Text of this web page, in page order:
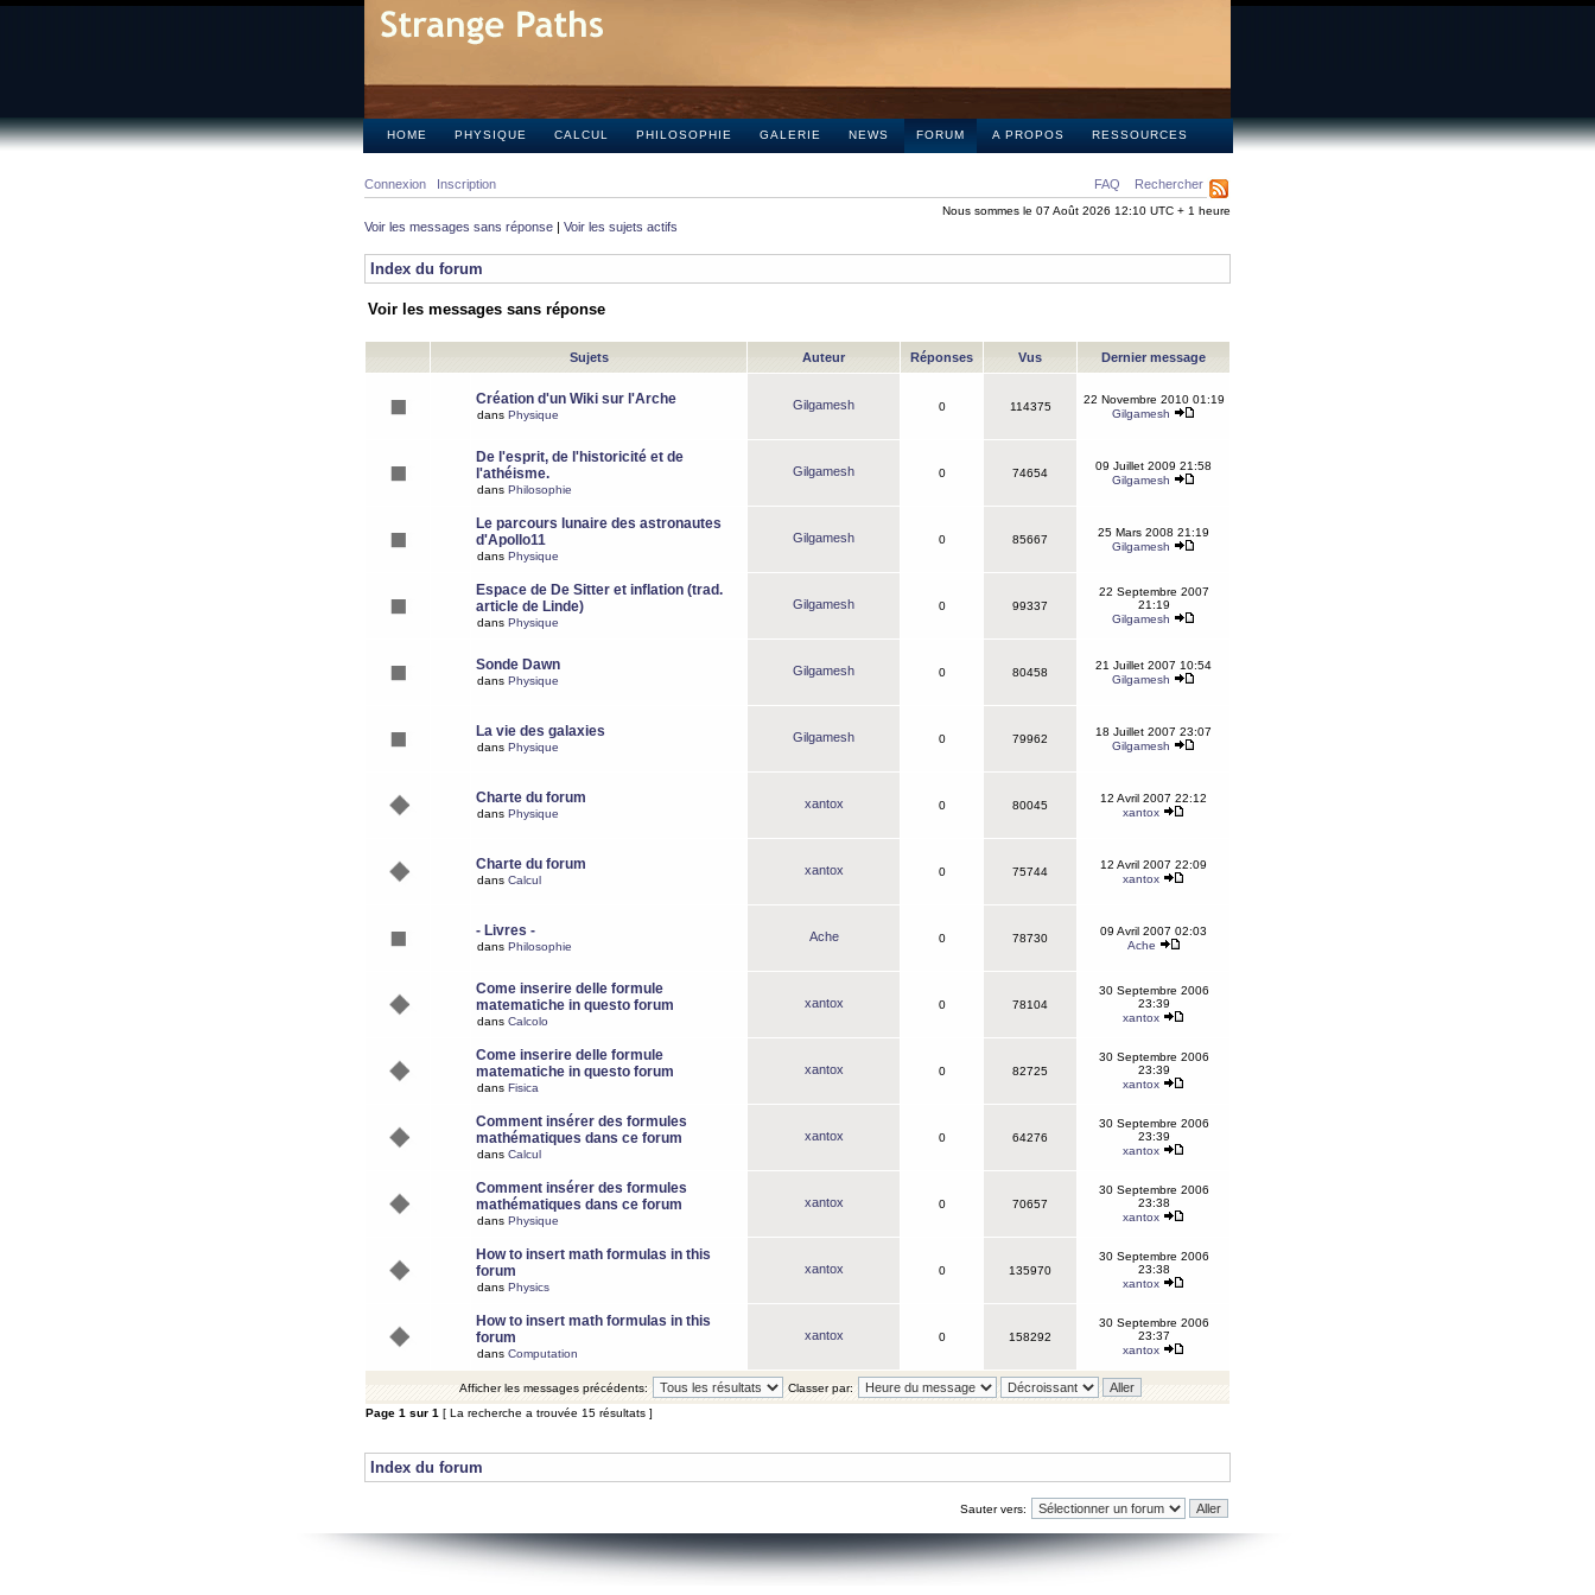
HOME PHYSIQUE CALCUL PHILOSOPHIE GALERIE NEWS FORUM A PROPOS RESSOURCES
FAQ Rechercher
Connexion Inscription
Nous sommes le 07 Août 2026 12:10 UTC + 1 heure
Voir les messages sans réponse | Voir les sujets actifs
Index du forum
Voir les messages sans réponse
Sujets Auteur Réponses Vus Dernier message
Création d'un Wiki sur l'Arche
dans Physique
Gilgamesh 0 114375
22 Novembre 2010 01:19
Gilgamesh
De l'esprit, de l'historicité et de
l'athéisme.
dans Philosophie
Gilgamesh 0 74654
09 Juillet 2009 21:58
Gilgamesh
Le parcours lunaire des astronautes
d'Apollo11
dans Physique
Gilgamesh 0 85667
25 Mars 2008 21:19
Gilgamesh
Espace de De Sitter et inflation (trad.
article de Linde)
dans Physique
Gilgamesh 0 99337
22 Septembre 2007
21:19
Gilgamesh
Sonde Dawn
dans Physique
Gilgamesh 0 80458
21 Juillet 2007 10:54
Gilgamesh
La vie des galaxies
dans Physique
Gilgamesh 0 79962
18 Juillet 2007 23:07
Gilgamesh
Charte du forum
dans Physique
xantox 0 80045
12 Avril 2007 22:12
xantox
Charte du forum
dans Calcul
xantox 0 75744
12 Avril 2007 22:09
xantox
- Livres -
dans Philosophie
Ache 0 78730
09 Avril 2007 02:03
Ache
Come inserire delle formule
matematiche in questo forum
dans Calcolo
xantox 0 78104
30 Septembre 2006
23:39
xantox
Come inserire delle formule
matematiche in questo forum
dans Fisica
xantox 0 82725
30 Septembre 2006
23:39
xantox
Comment insérer des formules
mathématiques dans ce forum
dans Calcul
xantox 0 64276
30 Septembre 2006
23:39
xantox
Comment insérer des formules
mathématiques dans ce forum
dans Physique
xantox 0 70657
30 Septembre 2006
23:38
xantox
How to insert math formulas in this
forum
dans Physics
xantox 0 135970
30 Septembre 2006
23:38
xantox
How to insert math formulas in this
forum
dans Computation
xantox 0 158292
30 Septembre 2006
23:37
xantox
Afficher les messages précédents:
Classer par:
Page 1 sur 1 [ La recherche a trouvée 15 résultats ]
Index du forum
Sauter vers: